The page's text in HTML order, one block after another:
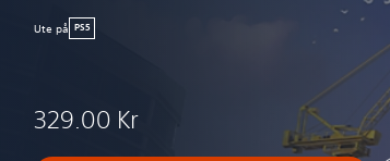
Ute på PS5
329.00 Kr